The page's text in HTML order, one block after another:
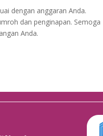
dengan anggaran Anda.
dan penginapan. Semoga
Anda.